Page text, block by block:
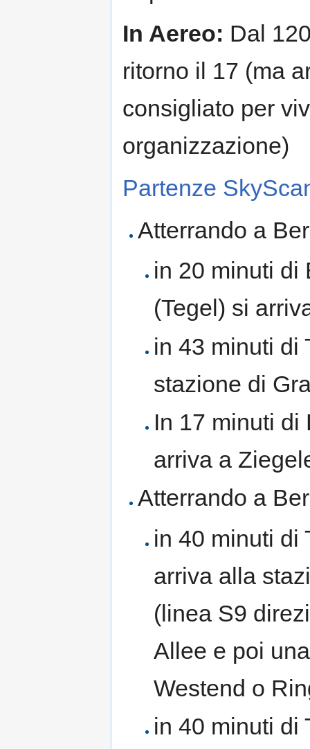
In Aereo: Dal
ritorno il 17 (ma
consigliato per
organizzazione)
Partenze
Atterrando a
in 20 minuti di
(Tegel) si
in 43 minuti di
stazione di
In 17 minuti di
arriva a
Atterrando a
in 40 minuti di
arriva alla
(linea S9
Allee e poi
Westend o
in 40 minuti di